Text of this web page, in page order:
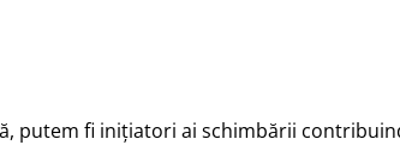
putem fi inițiatori ai schimbării